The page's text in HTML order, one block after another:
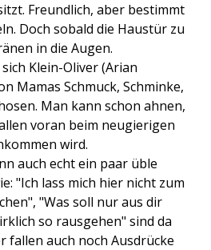
Freundlich, aber bestimmt
Doch sobald die Haustür zu
in die Augen.
Klein-Oliver (Arian
Mamas Schmuck, Schminke,
Man kann schon ahnen,
voran beim neugierigen
wird.
auch echt ein paar üble
"Ich lass mich hier nicht zum
"Was soll nur aus dir
so rausgehen" sind da
fallen auch noch Ausdrücke